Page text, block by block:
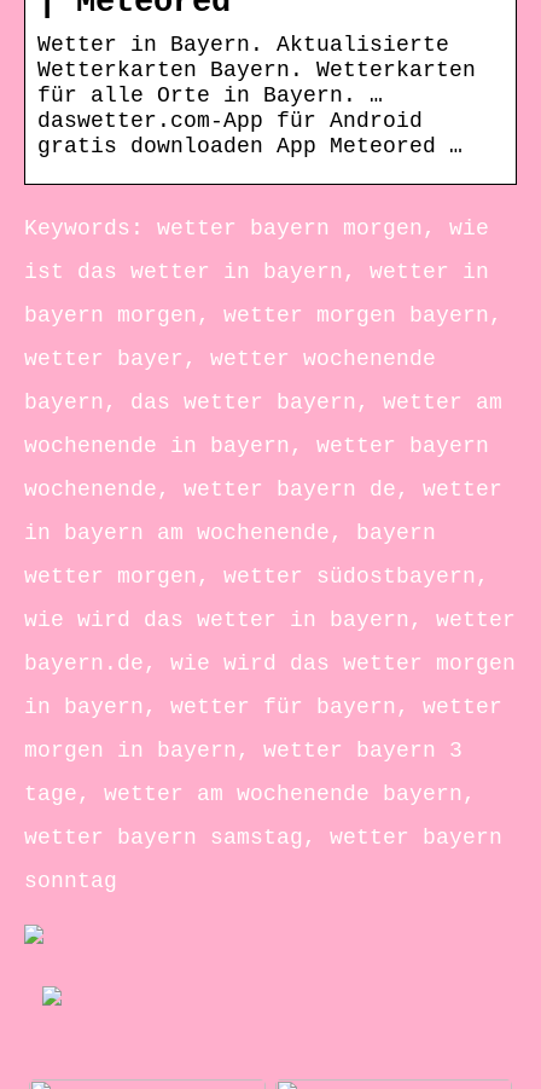
Wetter in Bayern. Aktualisierte
Wetterkarten Bayern. Wetterkarten
für alle Orte in Bayern. …
daswetter.com-App für Android
gratis downloaden App Meteored …
Keywords: wetter bayern morgen, wie
ist das wetter in bayern, wetter in
bayern morgen, wetter morgen bayern,
wetter bayer, wetter wochenende
bayern, das wetter bayern, wetter am
wochenende in bayern, wetter bayern
wochenende, wetter bayern de, wetter
in bayern am wochenende, bayern
wetter morgen, wetter südostbayern,
wie wird das wetter in bayern, wetter
bayern.de, wie wird das wetter morgen
in bayern, wetter für bayern, wetter
morgen in bayern, wetter bayern 3
tage, wetter am wochenende bayern,
wetter bayern samstag, wetter bayern
sonntag